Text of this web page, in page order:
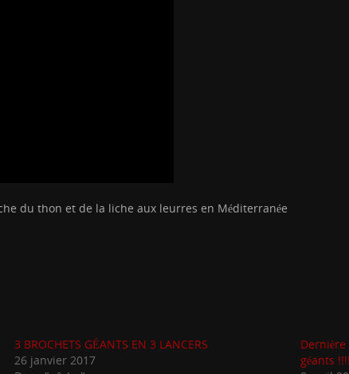
du thon et de la liche aux leurres en Méditerranée
3 BROCHETS GÉANTS EN 3 LANCERS
26 janvier 2017
géants !!!!